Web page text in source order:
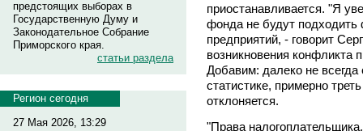
предстоящих выборах в
Государственную Думу и
Законодательное Собрание
Приморского края.
статьи раздела
Регион сегодня
27 Мая 2026, 13:29
приостанавливается. "Я
фонда не будут
предприятий, - говорит
возникновения конфликта
Добавим: далеко не
статистике, примерно
отклоняется.
"Права